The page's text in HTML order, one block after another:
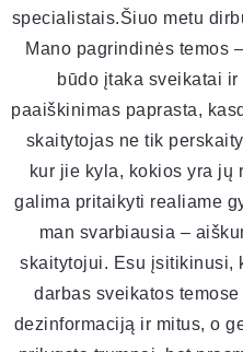
specialistais.Šiuo metu
Mano pagrindinės temos
būdo įtaka sveikatai
paaiškinimas paprasta,
skaitytojas ne tik
kur jie kyla, kokios yra jų
galima pritaikyti realiame
man svarbiausia –
skaitytojui. Esu įsitikinusi,
darbas sveikatos
dezinformaciją ir mitus, o